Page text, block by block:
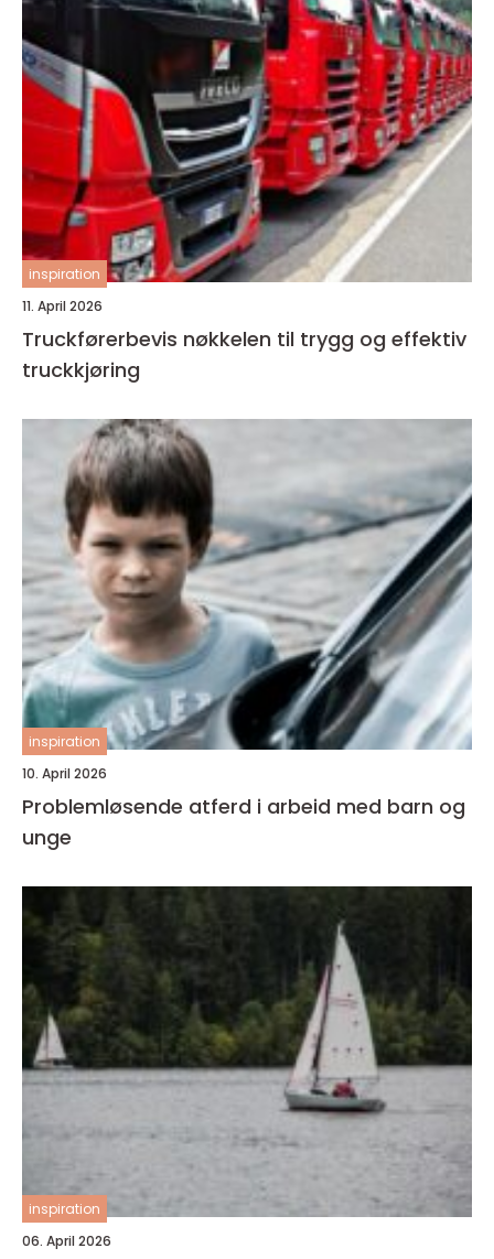
inspiration
11. April 2026
Truckførerbevis nøkkelen til trygg og effektiv
truckkjøring
inspiration
10. April 2026
Problemløsende atferd i arbeid med barn og
unge
inspiration
06. April 2026